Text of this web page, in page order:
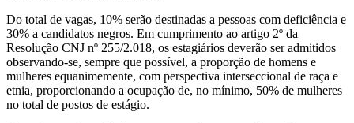
Do total de vagas, 10% serão destinadas a pessoas com deficiência e
30% a candidatos negros. Em cumprimento ao artigo 2º da
Resolução CNJ nº 255/2.018, os estagiários deverão ser admitidos
observando-se, sempre que possível, a proporção de homens e
mulheres equanimemente, com perspectiva interseccional de raça e
etnia, proporcionando a ocupação de, no mínimo, 50% de mulheres
no total de postos de estágio.